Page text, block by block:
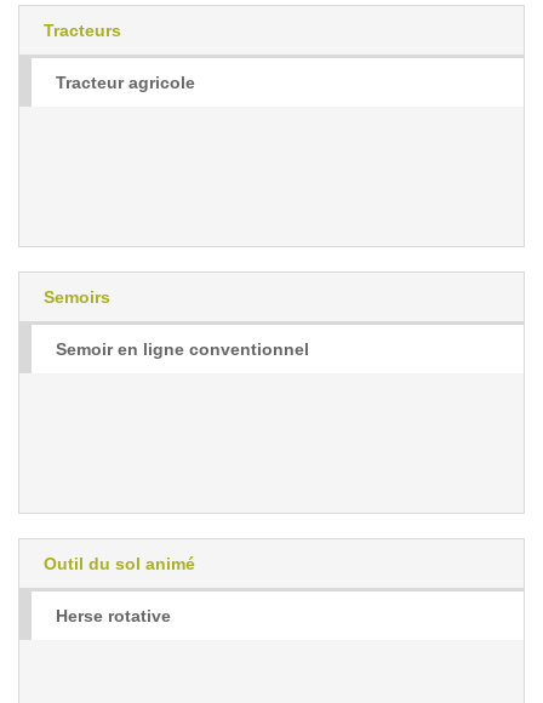
Tracteurs
Tracteur agricole
Semoirs
Semoir en ligne conventionnel
Outil du sol animé
Herse rotative